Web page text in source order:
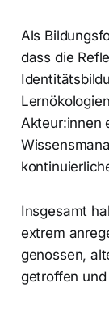
Als
dass die
Akteur:innen
Insgesamt
extrem
genossen,
getroffen